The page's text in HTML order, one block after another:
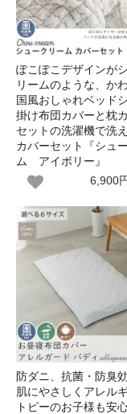
ぽこぽこデザインが
リームのような、か
国風おしゃれベッドシ
掛け布団カバーと枕
セットの洗濯機で洗
カバーセット『シュ
ム アイボリー』
6,900
防ダニ、抗菌・防臭
肌にやさしくアレル
トピーのお子様も安